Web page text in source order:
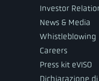
Investor
News & Media
Whistleblowing
Careers
Press kit eVISO
Dichiarazione